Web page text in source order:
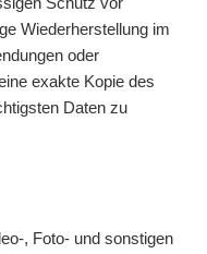
Wiederherstellung im
oder
exakte Kopie des
Daten zu
, Foto- und sonstigen